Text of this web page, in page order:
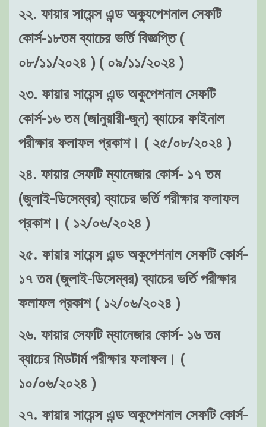
২২. ফায়ার সায়েন্স এন্ড অক্যুপেশনাল সেফটি
কোর্স-১৮তম ব্যাচের ভর্তি বিজ্ঞপ্তি (
০৮/১১/২০২৪ ) ( ০৯/১১/২০২৪ )
২৩. ফায়ার সায়েন্স এন্ড অকুপেশনাল সেফটি
কোর্স-১৬ তম (জানুয়ারী-জুন) ব্যাচের ফাইনাল
পরীক্ষার ফলাফল প্রকাশ। ( ২৫/০৮/২০২৪ )
২৪. ফায়ার সেফটি ম্যানেজার কোর্স- ১৭ তম
(জুলাই-ডিসেম্বর) ব্যাচের ভর্তি পরীক্ষার ফলাফল
প্রকাশ। ( ১২/০৬/২০২৪ )
২৫. ফায়ার সায়েন্স এন্ড অকুপেশনাল সেফটি কোর্স-
১৭ তম (জুলাই-ডিসেম্বর) ব্যাচের ভর্তি পরীক্ষার
ফলাফল প্রকাশ ( ১২/০৬/২০২৪ )
২৬. ফায়ার সেফটি ম্যানেজার কোর্স- ১৬ তম
ব্যাচের মিডটার্ম পরীক্ষার ফলাফল। (
১০/০৬/২০২৪ )
২৭. ফায়ার সায়েন্স এন্ড অকুপেশনাল সেফটি কোর্স-